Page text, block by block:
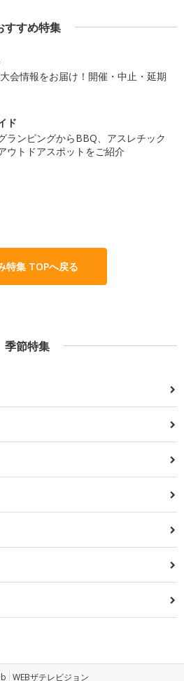
すすめ特集
会情報をお届け！開催・中止・延期
ド
ランピングからBBQ、アスレチック
ウトドアスポットをご紹介
特集 TOPへ戻る
季節特集
WEBザテレビジョン